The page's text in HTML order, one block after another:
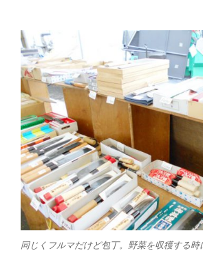
同じくフルマだけど包丁。野菜を収穫する時